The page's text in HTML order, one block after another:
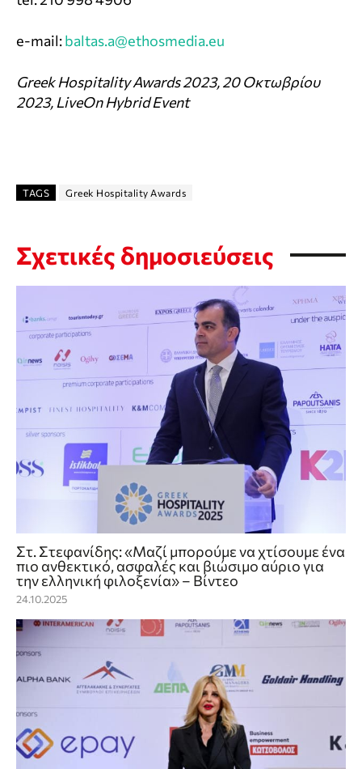
e-mail:baltas.a@ethosmedia.eu
Greek Hospitality Awards 2023, 20 Οκτωβρίου
2023, LiveOn Hybrid Event
TAGS Greek Hospitality Awards
Σχετικές δημοσιεύσεις
Στ. Στεφανίδης: «Μαζί μπορούμε να χτίσουμε ένα
πιο ανθεκτικό, ασφαλές και βιώσιμο αύριο για
την ελληνική φιλοξενία» – Βίντεο
24.10.2025